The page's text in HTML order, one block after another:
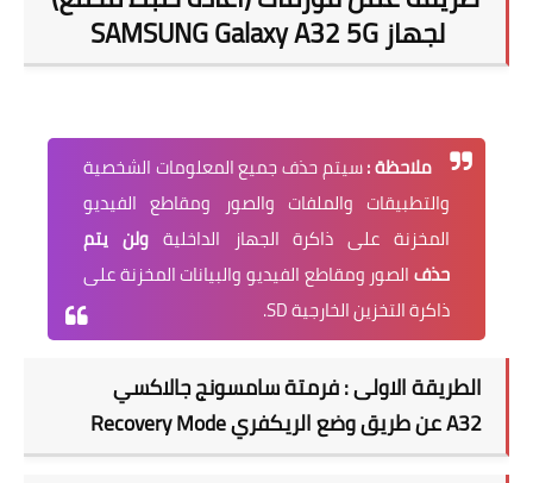
لجهازSAMSUNG Galaxy A32 5G
ملاحظة :سيتم حذف جميع المعلومات الشخصية
والتطبيقات والملفات والصور ومقاطع الفيديو
المخزنة على ذاكرة الجهاز الداخلية ولن يتم
حذفالصور ومقاطع الفيديو والبيانات المخزنة على
ذاكرة التخزين الخارجية SD.
الطريقة الاولى : فرمتةسامسونج جالاكسي
A32عن طريق وضع الريكفري Recovery Mode